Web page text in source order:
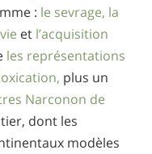
: le sevrage, la
et l’acquisition
les représentations
plus un
Narconon de
dont les
modèles